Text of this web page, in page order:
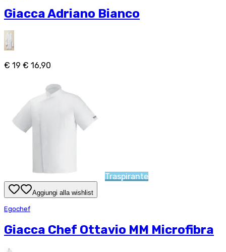
Giacca Adriano Bianco
€ 19 € 16,90
Traspirante
Aggiungi alla wishlist
Egochef
Giacca Chef Ottavio MM Microfibra